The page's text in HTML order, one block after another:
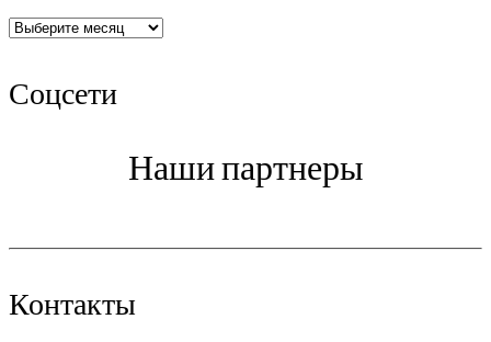
Архив
Соцсети
Наши партнеры
Контакты